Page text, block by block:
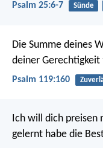
Psalm 25:6-7 Sünde
Die Summe deines
deiner Gerechtigkeit
Psalm 119:160
Ich will dich preisen
gelernt habe die